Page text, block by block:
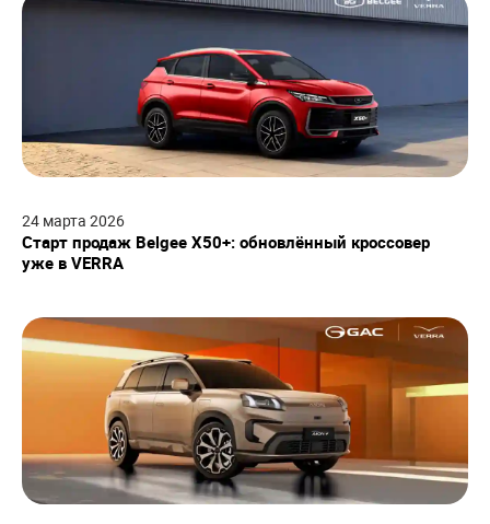
24 марта 2026
Старт продаж Belgee X50+: обновлённый кроссовер
уже в VERRA